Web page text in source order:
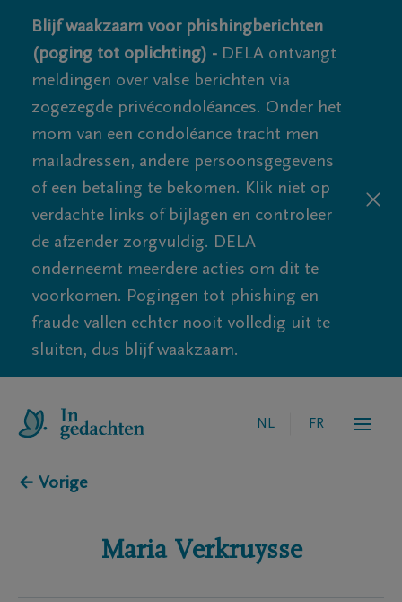
Blijf waakzaam voor phishingberichten
(poging tot oplichting) - DELA ontvangt
meldingen over valse berichten via
zogezegde privécondoléances. Onder het
mom van een condoléance tracht men
mailadressen, andere persoonsgegevens
of een betaling te bekomen. Klik niet op
verdachte links of bijlagen en controleer
de afzender zorgvuldig. DELA
onderneemt meerdere acties om dit te
voorkomen. Pogingen tot phishing en
fraude vallen echter nooit volledig uit te
sluiten, dus blijf waakzaam.
NL FR
← Vorige
Maria Verkruysse